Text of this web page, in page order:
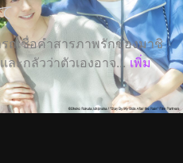
ถเชื่อคำสารภาพรักของมาชิ
ะกลัวว่าตัวเองอาจ... เพิ่ม